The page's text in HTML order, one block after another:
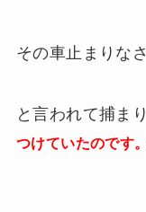
その車止まりな
と言われて捕ま
つけていたのです。